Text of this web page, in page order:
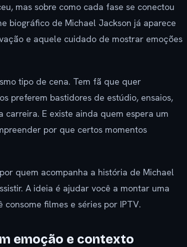
mas sobre como cada fase se conectou
biográfico de Michael Jackson já aparece
e aquele cuidado de mostrar emoções
tipo de cena. Tem fã que quer
preferem bastidores de estúdio, ensaios,
E existe ainda quem espera um
por que certos momentos
quem acompanha a história de Michael
A ideia é ajudar você a montar uma
filmes e séries por IPTV.
emoção e contexto